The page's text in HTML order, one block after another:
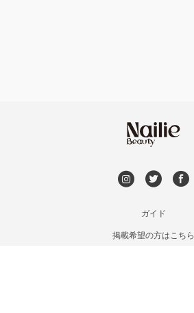
ガイド
掲載希望の方はこちら